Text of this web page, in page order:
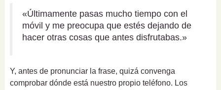
«Últimamente pasas mucho tiempo con el
móvil y me preocupa que estés dejando de
hacer otras cosas que antes disfrutabas.»
Y, antes de pronunciar la frase, quizá convenga
comprobar dónde está nuestro propio teléfono. Los